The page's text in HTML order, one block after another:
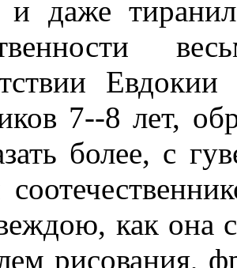
и даже
7--8 лет,
более, с
как она
рисования,